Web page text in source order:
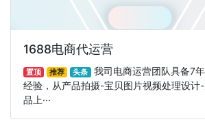
1688电商代运营
置顶 推荐 头条 我司电商运营团队具备7
经验，从产品拍摄-宝贝图片视频处理设计
品上···